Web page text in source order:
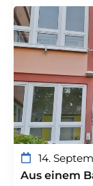
14.
Aus einem